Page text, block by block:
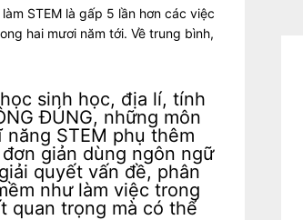
STEM là gấp 5 lần hơn các việc
hai mươi năm tới. Về trung bình,
sinh học, địa lí, tính
ĐÚNG, những môn
STEM phụ thêm
giản dùng ngôn ngữ
quyết vấn đề, phân
như làm việc trong
quan trọng mà có thể